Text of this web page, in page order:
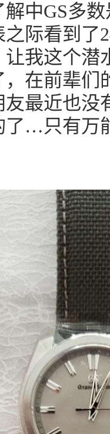
解中GS多
际看到了
我这个潜
在前辈们
最近也没
了…只有万